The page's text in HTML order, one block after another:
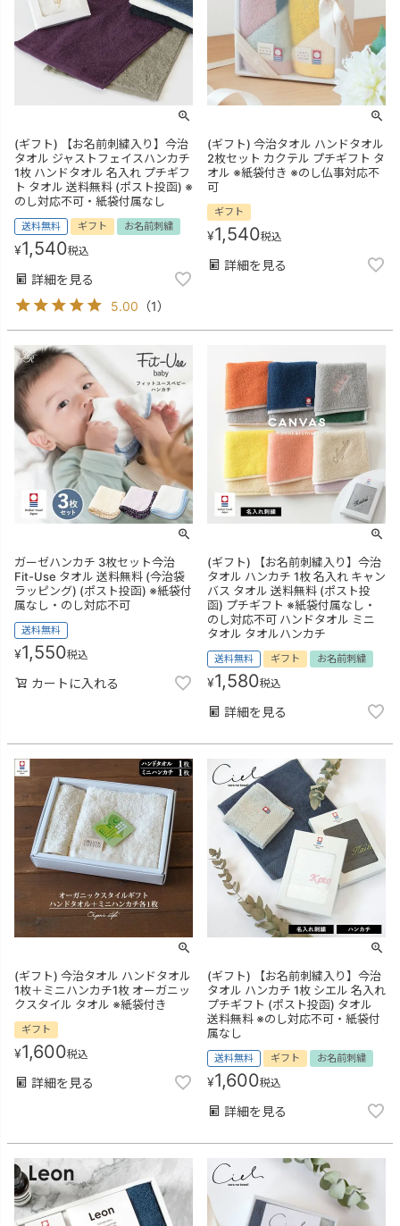
(ギフト) 【お名前刺繍入り】今治
タオル ジャストフェイスハンカチ
1枚 ハンドタオル 名入れ プチギフ
ト タオル 送料無料 (ポスト投函) ※
のし対応不可・紙袋付属なし
送料無料 ギフト お名前刺繍
¥1,540税込
詳細を見る
5.00 （1）
(ギフト) 今治タオル ハンドタオル
2枚セット カクテル プチギフト タ
オル ※紙袋付き ※のし仏事対応不
可
ギフト
¥1,540税込
詳細を見る
ガーゼハンカチ 3枚セット今治
Fit-Use タオル 送料無料 (今治袋
ラッピング) (ポスト投函) ※紙袋付
属なし・のし対応不可
送料無料
¥1,550税込
カートに入れる
(ギフト) 【お名前刺繍入り】今治
タオル ハンカチ 1枚 名入れ キャン
バス タオル 送料無料 (ポスト投
函) プチギフト ※紙袋付属なし・
のし対応不可 ハンドタオル ミニ
タオル タオルハンカチ
送料無料 ギフト お名前刺繍
¥1,580税込
詳細を見る
(ギフト) 今治タオル ハンドタオル
1枚＋ミニハンカチ1枚 オーガニッ
クスタイル タオル ※紙袋付き
ギフト
¥1,600税込
詳細を見る
(ギフト) 【お名前刺繍入り】今治
タオル ハンカチ 1枚 シエル 名入れ
プチギフト (ポスト投函) タオル
送料無料 ※のし対応不可・紙袋付
属なし
送料無料 ギフト お名前刺繍
¥1,600税込
詳細を見る